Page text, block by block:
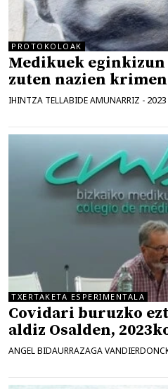
PROTOKOLOAK
Medikuek
zuten nazien
IHINTZA TELLABIDE AMUNARRIZ -
TXERTAKETA ESPERIMENTALA
Covidari buruzko
aldiz Osalden,
ANGEL BIDAURRAZAGA